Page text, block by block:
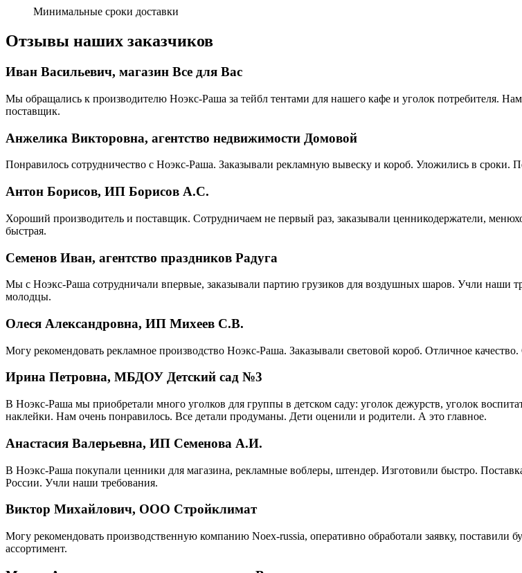
Минимальные сроки доставки
Отзывы наших заказчиков
Иван Васильевич, магазин Все для Вас
Мы обращались к производителю Ноэкс-Раша за тейбл тентами для нашего кафе и уголок потребителя.
поставщик.
Анжелика Викторовна, агентство недвижимости Домовой
Понравилось сотрудничество с Ноэкс-Раша. Заказывали рекламную вывеску и короб. Уложились в сроки.
Антон Борисов, ИП Борисов А.С.
Хороший производитель и поставщик. Сотрудничаем не первый раз, заказывали ценникодержатели,
быстрая.
Семенов Иван, агентство праздников Радуга
Мы с Ноэкс-Раша сотрудничали впервые, заказывали партию грузиков для воздушных шаров. Учли наши
молодцы.
Олеся Александровна, ИП Михеев С.В.
Могу рекомендовать рекламное производство Ноэкс-Раша. Заказывали световой короб. Отличное
Ирина Петровна, МБДОУ Детский сад №3
В Ноэкс-Раша мы приобретали много уголков для группы в детском саду: уголок дежурств, уголок
наклейки. Нам очень понравилось. Все детали продуманы. Дети оценили и родители. А это главное.
Анастасия Валерьевна, ИП Семенова А.И.
В Ноэкс-Раша покупали ценники для магазина, рекламные воблеры, штендер. Изготовили быстро.
России. Учли наши требования.
Виктор Михайлович, ООО Стройклимат
Могу рекомендовать производственную компанию Noex-russia, оперативно обработали заявку, поставили
ассортимент.